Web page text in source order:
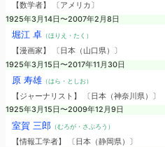
【数学者】 〔アメリカ〕
1925年3月14日〜2007年2月8日
堀江 卓（ほりえ・たく）
【漫画家】 〔日本（山口県）〕
1925年3月15日〜2017年11月30日
原 寿雄（はら・としお）
【ジャーナリスト】 〔日本（神奈川県）〕
1925年3月15日〜2009年12月9日
室賀 三郎（むろが・さぶろう）
【情報工学者】 〔日本（静岡県）〕